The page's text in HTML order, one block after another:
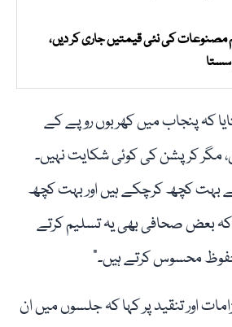
مصنوعات کی نئی قیمتیں جاری کر دیں،
سستا
کہ پنجاب میں کھربوں روپے کے
کرپشن کی کوئی شکایت نہیں۔
بہت کچھ کرچکے ہیں اور بہت کچھ
بعض صحافی بھی یہ تسلیم کرتے
محسوس کرتے ہیں۔”
اور تنقید پر کہا کہ جلسوں میں ان